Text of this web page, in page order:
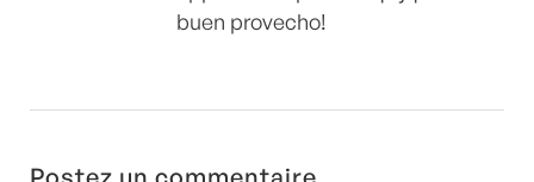
buen provecho!